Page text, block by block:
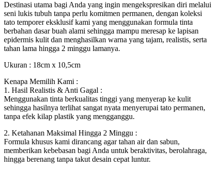
Destinasi utama bagi Anda yang ingin mengekspresikan diri melalui
seni lukis tubuh tanpa perlu komitmen permanen, dengan koleksi
tato temporer eksklusif kami yang menggunakan formula tinta
berbahan dasar buah alami sehingga mampu meresap ke lapisan
epidermis kulit dan menghasilkan warna yang tajam, realistis, serta
tahan lama hingga 2 minggu lamanya.
Ukuran : 18cm x 10,5cm
Kenapa Memilih Kami :
1. Hasil Realistis & Anti Gagal :
Menggunakan tinta berkualitas tinggi yang menyerap ke kulit
sehingga hasilnya terlihat sangat nyata menyerupai tato permanen,
tanpa efek kilap plastik yang mengganggu.
2. Ketahanan Maksimal Hingga 2 Minggu :
Formula khusus kami dirancang agar tahan air dan sabun,
memberikan kebebasan bagi Anda untuk beraktivitas, berolahraga,
hingga berenang tanpa takut desain cepat luntur.